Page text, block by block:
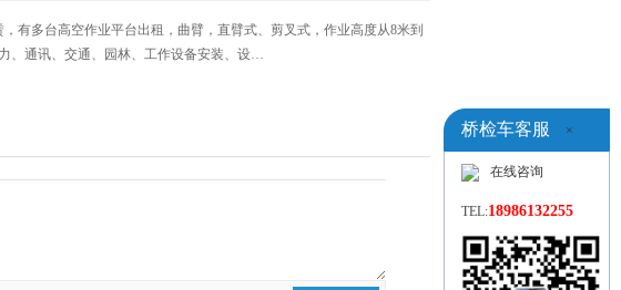
有多台高空作业平台出租，曲臂，直臂式、剪叉式，作业高度从8米到
、通讯、交通、园林、工作设备安装、设…
桥检车客服 ×
在线咨询
TEL:18986132255